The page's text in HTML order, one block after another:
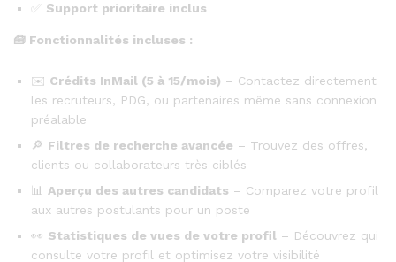
Support prioritaire inclus
🧰 Fonctionnalités incluses :
✉️ Crédits InMail (5 à 15/mois) – Contactez directement
les recruteurs, PDG, ou partenaires même sans connexion
préalable
🔎 Filtres de recherche avancée – Trouvez des offres,
clients ou collaborateurs très ciblés
📊 Aperçu des autres candidats – Comparez votre profil
aux autres postulants pour un poste
👀 Statistiques de vues de votre profil – Découvrez qui
consulte votre profil et optimisez votre visibilité